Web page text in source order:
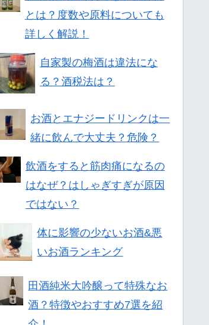
とは？度数や原料についても
詳しく解説！
自家製の梅酒は違法にな
る？酒税法は？
お酒とエナジードリンクは一
緒に飲んで大丈夫？危険？
飲酒をすると筋肉痛になるの
はなぜ？はしゃぎすぎが原因
ではない？
体に影響の少ないお酒&悪
いお酒ランキング
田酒純米大吟醸って特殊なお
酒？特徴やおすすめ7選を紹